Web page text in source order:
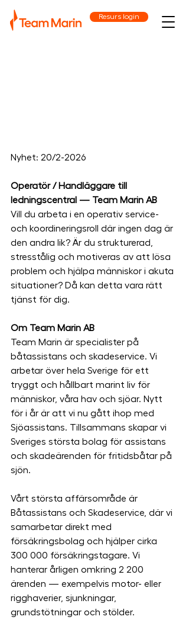
Resurs login
Nyhet: 20/2-2026
Operatör / Handläggare till
ledningscentral — Team Marin AB
Vill du arbeta i en operativ service-
och koordineringsroll där ingen dag är
den andra lik? Är du strukturerad,
stresstålig och motiveras av att lösa
problem och hjälpa människor i akuta
situationer? Då kan detta vara rätt
tjänst för dig.
Om Team Marin AB
Team Marin är specialister på
båtassistans och skadeservice. Vi
arbetar över hela Sverige för ett
tryggt och hållbart marint liv för
människor, våra hav och sjöar. Nytt
för i år är att vi nu gått ihop med
Sjöassistans. Tillsammans skapar vi
Sveriges största bolag för assistans
och skadeärenden för fritidsbåtar på
sjön.
Vårt största affärsområde är
Båtassistans och Skadeservice, där vi
samarbetar direkt med
försäkringsbolag och hjälper cirka
300 000 försäkringstagare. Vi
hanterar årligen omkring 2 200
ärenden — exempelvis motor- eller
rigghaverier, sjunkningar,
grundstötningar och stölder.